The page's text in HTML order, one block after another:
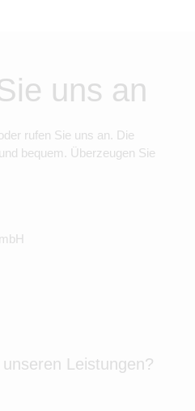
uns an
rufen Sie uns an. Die
bequem. Überzeugen Sie
Leistungen?